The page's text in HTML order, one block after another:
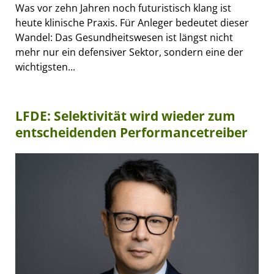
Was vor zehn Jahren noch futuristisch klang ist
heute klinische Praxis. Für Anleger bedeutet dieser
Wandel: Das Gesundheitswesen ist längst nicht
mehr nur ein defensiver Sektor, sondern eine der
wichtigsten...
LFDE: Selektivität wird wieder zum
entscheidenden Performancetreiber